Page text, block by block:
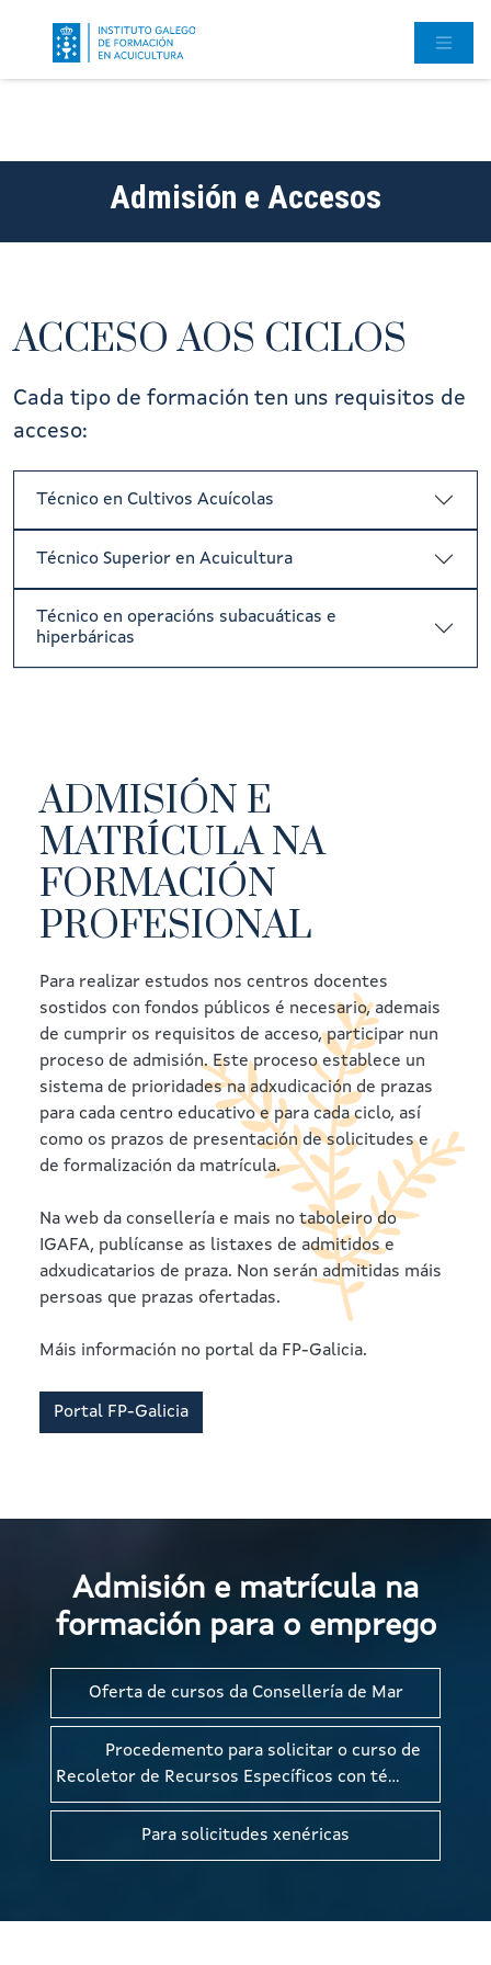
Admisión e Accesos
ACCESO AOS CICLOS
Cada tipo de formación ten uns requisitos de
acceso:
Técnico en Cultivos Acuícolas
Técnico Superior en Acuicultura
Técnico en operacións subacuáticas e
hiperbáricas
ADMISIÓN E
MATRÍCULA NA
FORMACIÓN
PROFESIONAL
Para realizar estudos nos centros docentes
sostidos con fondos públicos é necesario, ademais
de cumprir os requisitos de acceso, participar nun
proceso de admisión. Este proceso establece un
sistema de prioridades na adxudicación de prazas
para cada centro educativo e para cada ciclo, así
como os prazos de presentación de solicitudes e
de formalización da matrícula.
Na web da consellería e mais no taboleiro do
IGAFA, publícanse as listaxes de admitidos e
adxudicatarios de praza. Non serán admitidas máis
persoas que prazas ofertadas.
Máis información no portal da FP-Galicia.
Portal FP-Galicia
Admisión e matrícula na
formación para o emprego
Oferta de cursos da Consellería de Mar
Procedemento para solicitar o curso de
Recoletor de Recursos Específicos con té…
Para solicitudes xenéricas